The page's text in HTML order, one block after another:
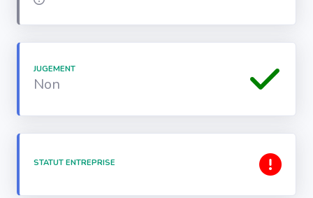
JUGEMENT
Non
STATUT ENTREPRISE